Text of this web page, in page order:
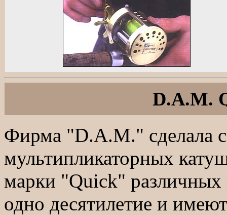
D.A.M.
Фирма "D.A.M." сделала
мультипликаторных
марки "Quick"
одно десятилетие и